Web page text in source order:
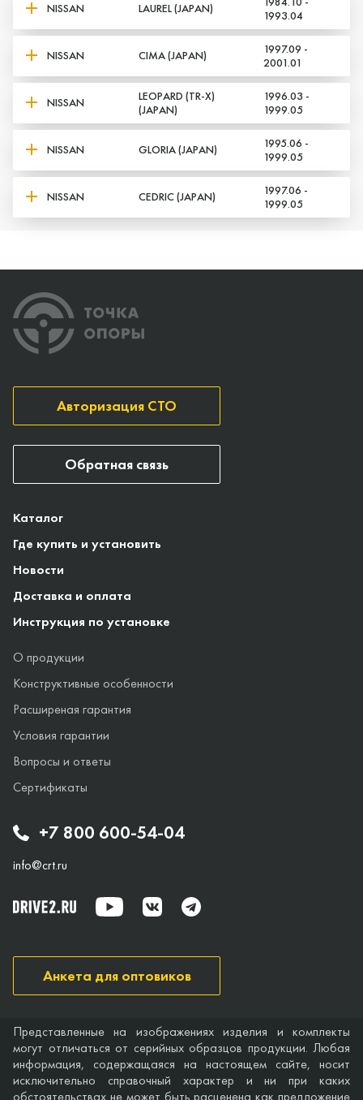
NISSAN LAUREL (JAPAN)
1993.04
NISSAN CIMA (JAPAN)
1997.09 -
2001.01
NISSAN
LEOPARD (TR-X)
(JAPAN)
1996.03 -
1999.05
NISSAN GLORIA (JAPAN)
1995.06 -
1999.05
NISSAN CEDRIC (JAPAN)
1997.06 -
1999.05
+7 800 600-54-04
info@crt.ru
Каталог
Где купить и установить
Новости
Доставка и оплата
Инструкция по установке
О продукции
Конструктивные особенности
Расширеная гарантия
Условия гарантии
Вопросы и ответы
Сертификаты
Авторизация СТО
Анкета для оптовиков
Обратная связь
Представленные на изображениях изделия и комплекты
могут отличаться от серийных образцов продукции. Любая
информация, содержащаяся на настоящем сайте, носит
исключительно справочный характер и ни при каких
обстоятельствах не может быть расценена как предложение